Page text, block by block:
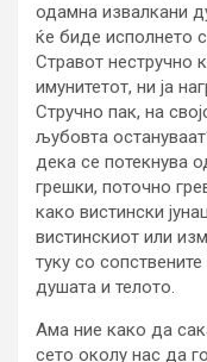
одамна извалкани
ќе биде исполнето
Стравот нестручно
имунитетот, ни ја
Стручно пак, на
љубовта
дека се потекнува
грешки, поточно
како вистински
вистинскиот или
туку со
душата и телото.
Ама ние како да
сето околу нас да